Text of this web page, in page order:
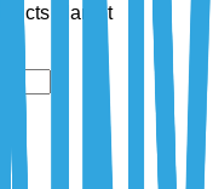
Market